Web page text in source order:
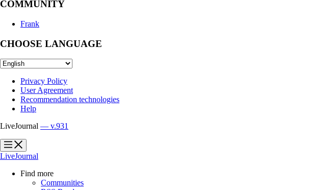
COMMUNITY
Frank
CHOOSE LANGUAGE
Privacy Policy
User Agreement
Recommendation technologies
Help
LiveJournal — v.931
?
?
LiveJournal
Find more
Communities